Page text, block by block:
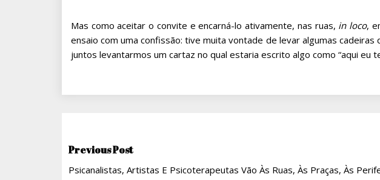
Mas como aceitar o convite e encarná-lo ativamente, nas ruas, in loco,
ensaio com uma confissão: tive muita vontade de levar algumas
juntos levantarmos um cartaz no qual estaria escrito algo como “aqui
Navegação
Previous Post
Psicanalistas, Artistas E Psicoterapeutas Vão Às Ruas, Às Praças, Às